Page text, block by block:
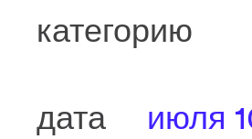
категорию
дата июля